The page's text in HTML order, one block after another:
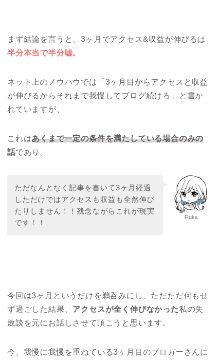
まず結論を言うと、3ヶ月でアクセス&収益が伸びるは
半分本当で半分嘘。
ネット上のノウハウでは「3ヶ月目からアクセスと収益
が伸びるからそれまで我慢してブログ続けろ」と書か
れていますが、
これはあくまで一定の条件を満たしている場合のみの
話であり。
Ruka
ただなんとなく記事を書いて3ヶ月経過
しただけではアクセスも収益も全然伸び
たりしません！！残念ながらこれが現実
です！！
今回は3ヶ月というだけを鵜呑みにし、ただただ何もせ
ず過ごした結果、 アクセスが全く伸びなかった私の失
敗談を元にお話しさせて頂こうと思います。
今、我慢に我慢を重ねている3ヶ月目のブロガーさんに